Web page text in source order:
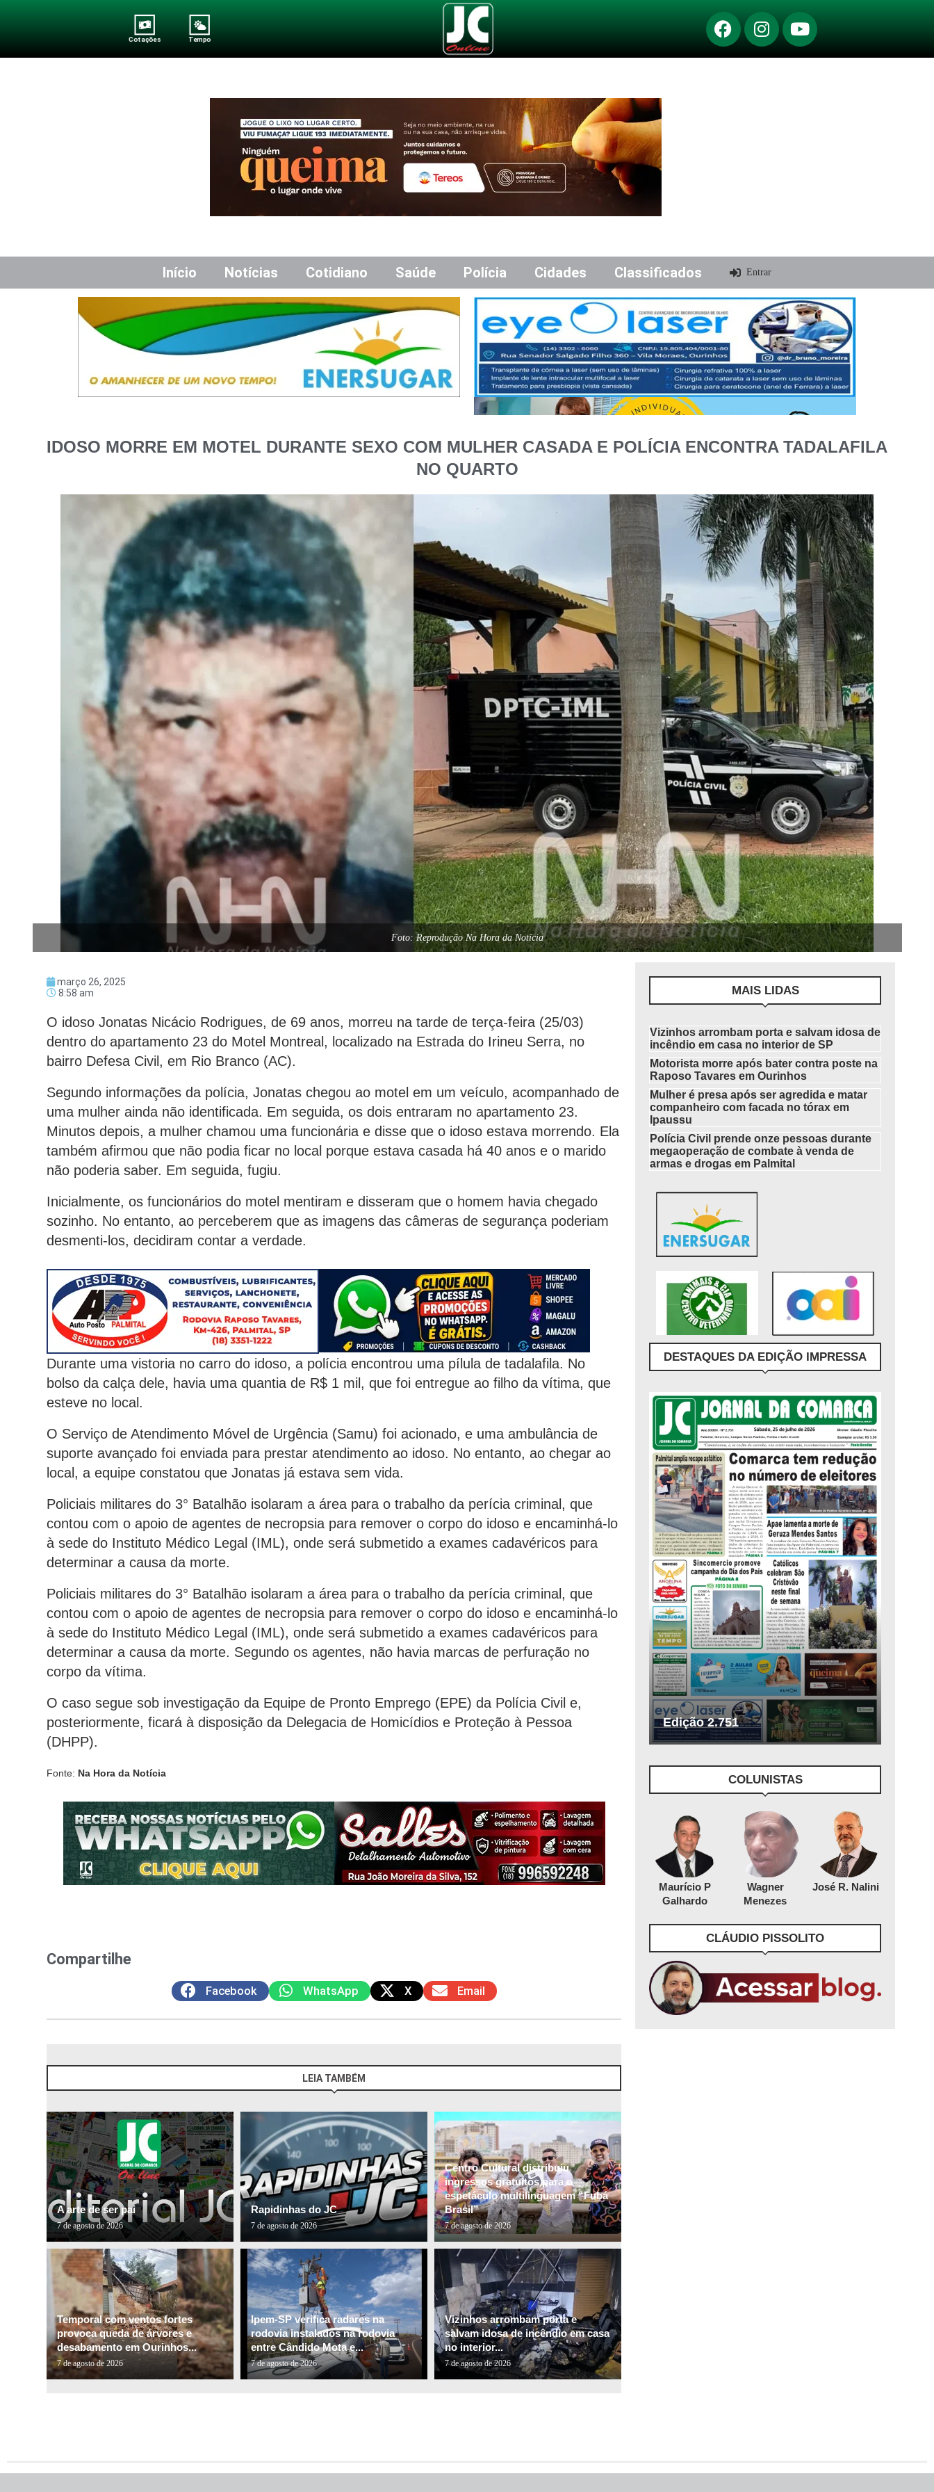
Cotações Tempo
Início Notícias Cotidiano Saúde Polícia Cidades Classificados Entrar
IDOSO MORRE EM MOTEL DURANTE SEXO COM MULHER CASADA E POLÍCIA ENCONTRA TADALAFILA
NO QUARTO
Foto: Reprodução Na Hora da Notícia
março 26, 2025
8:58 am
O idoso Jonatas Nicácio Rodrigues, de 69 anos, morreu na tarde de terça-feira (25/03)
dentro do apartamento 23 do Motel Montreal, localizado na Estrada do Irineu Serra, no
bairro Defesa Civil, em Rio Branco (AC).
Segundo informações da polícia, Jonatas chegou ao motel em um veículo, acompanhado de
uma mulher ainda não identificada. Em seguida, os dois entraram no apartamento 23.
Minutos depois, a mulher chamou uma funcionária e disse que o idoso estava morrendo. Ela
também afirmou que não podia ficar no local porque estava casada há 40 anos e o marido
não poderia saber. Em seguida, fugiu.
Inicialmente, os funcionários do motel mentiram e disseram que o homem havia chegado
sozinho. No entanto, ao perceberem que as imagens das câmeras de segurança poderiam
desmenti-los, decidiram contar a verdade.
Durante uma vistoria no carro do idoso, a polícia encontrou uma pílula de tadalafila. No
bolso da calça dele, havia uma quantia de R$ 1 mil, que foi entregue ao filho da vítima, que
esteve no local.
O Serviço de Atendimento Móvel de Urgência (Samu) foi acionado, e uma ambulância de
suporte avançado foi enviada para prestar atendimento ao idoso. No entanto, ao chegar ao
local, a equipe constatou que Jonatas já estava sem vida.
Policiais militares do 3° Batalhão isolaram a área para o trabalho da perícia criminal, que
contou com o apoio de agentes de necropsia para remover o corpo do idoso e encaminhá-lo
à sede do Instituto Médico Legal (IML), onde será submetido a exames cadavéricos para
determinar a causa da morte.
Policiais militares do 3° Batalhão isolaram a área para o trabalho da perícia criminal, que
contou com o apoio de agentes de necropsia para remover o corpo do idoso e encaminhá-lo
à sede do Instituto Médico Legal (IML), onde será submetido a exames cadavéricos para
determinar a causa da morte. Segundo os agentes, não havia marcas de perfuração no
corpo da vítima.
O caso segue sob investigação da Equipe de Pronto Emprego (EPE) da Polícia Civil e,
posteriormente, ficará à disposição da Delegacia de Homicídios e Proteção à Pessoa
(DHPP).
Fonte: Na Hora da Notícia
Compartilhe
Facebook WhatsApp X Email
LEIA TAMBÉM
A arte de ser pai
7 de agosto de 2026
Rapidinhas do JC
7 de agosto de 2026
Centro Cultural distribuiu
ingressos gratuitos para o
espetáculo multilinguagem “Fubá
Brasil”
7 de agosto de 2026
Temporal com ventos fortes
provoca queda de árvores e
desabamento em Ourinhos...
7 de agosto de 2026
Ipem-SP verifica radares na
rodovia instalados na rodovia
entre Cândido Mota e...
7 de agosto de 2026
Vizinhos arrombam porta e
salvam idosa de incêndio em casa
no interior...
7 de agosto de 2026
MAIS LIDAS
Vizinhos arrombam porta e salvam idosa de
incêndio em casa no interior de SP
Motorista morre após bater contra poste na
Raposo Tavares em Ourinhos
Mulher é presa após ser agredida e matar
companheiro com facada no tórax em
Ipaussu
Polícia Civil prende onze pessoas durante
megaoperação de combate à venda de
armas e drogas em Palmital
DESTAQUES DA EDIÇÃO IMPRESSA
Edição 2.751
COLUNISTAS
Maurício P
Galhardo
Wagner
Menezes
José R. Nalini
CLÁUDIO PISSOLITO